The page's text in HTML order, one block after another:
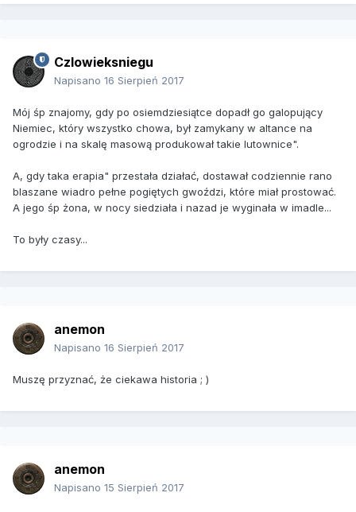
Czlowieksniegu
Napisano 16 Sierpień 2017
Mój śp znajomy, gdy po osiemdziesiątce dopadł go galopujący
Niemiec, który wszystko chowa, był zamykany w altance na
ogrodzie i na skalę masową produkował takie lutownice".
A, gdy taka erapia" przestała działać, dostawał codziennie rano
blaszane wiadro pełne pogiętych gwoździ, które miał prostować.
A jego śp żona, w nocy siedziała i nazad je wyginała w imadle...
To były czasy...
anemon
Napisano 16 Sierpień 2017
Muszę przyznać, że ciekawa historia ; )
anemon
Napisano 15 Sierpień 2017